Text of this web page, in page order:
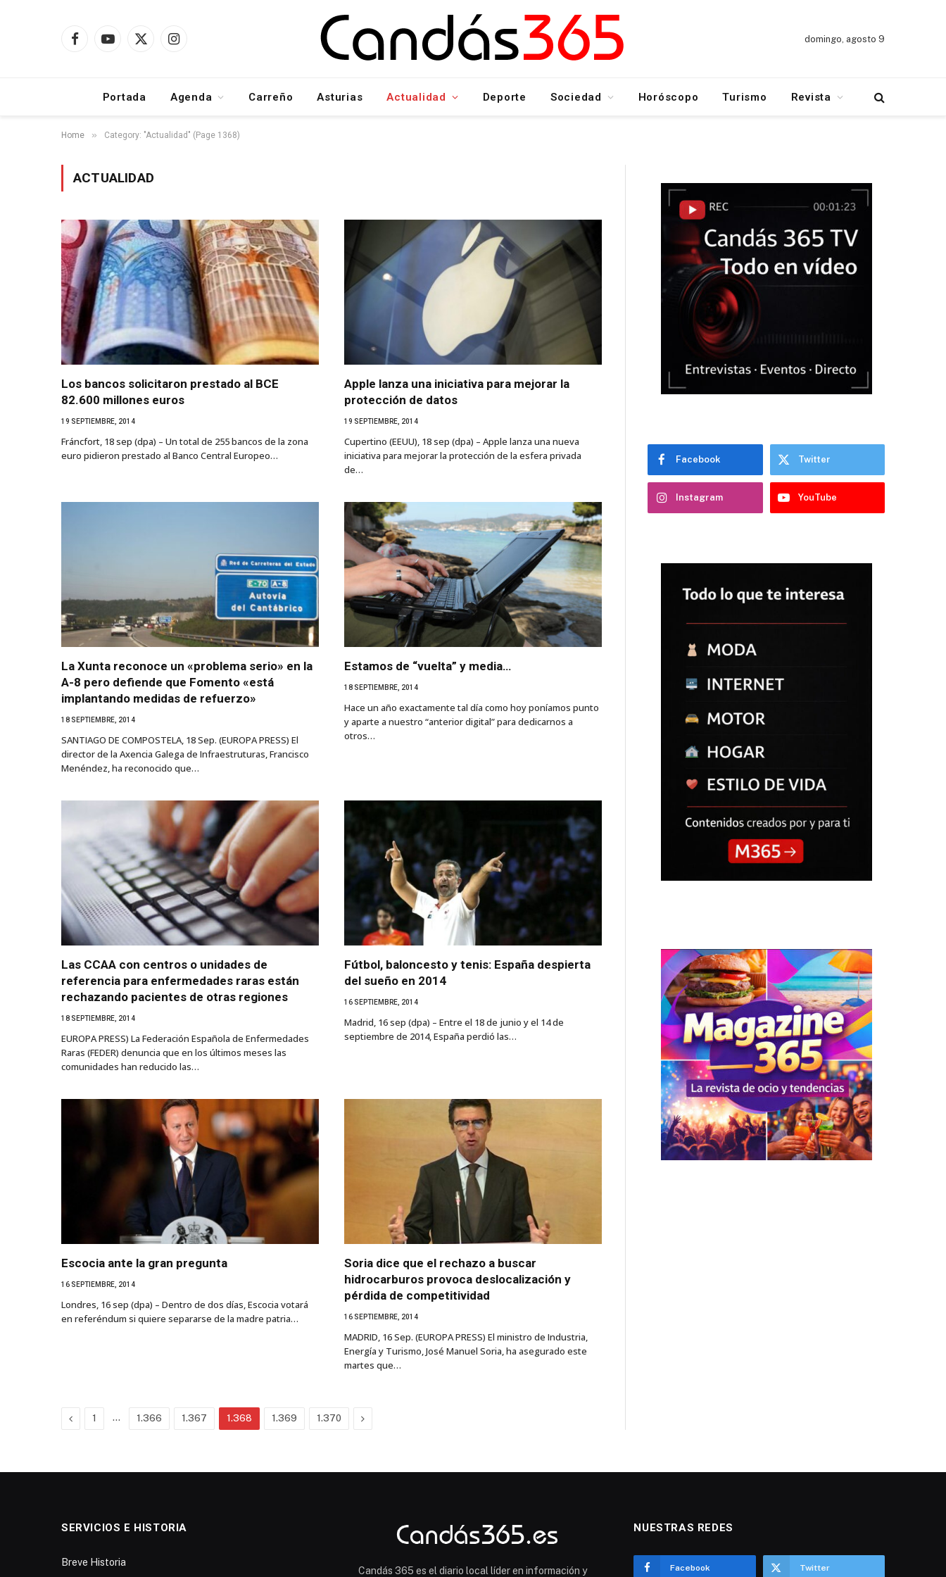
FacebookYouTube
X
Instagram
domingo, agosto 9
Portada Agenda Carreño Asturias Actualidad Deporte Sociedad Horóscopo Turismo Revista
Home » Category: "Actualidad" (Page 1368)
ACTUALIDAD
Los bancos solicitaron prestado al BCE
82.600 millones euros
19 SEPTIEMBRE, 2014
Fráncfort, 18 sep (dpa) – Un total de 255 bancos de la zona
euro pidieron prestado al Banco Central Europeo…
Apple lanza una iniciativa para mejorar la
protección de datos
19 SEPTIEMBRE, 2014
Cupertino (EEUU), 18 sep (dpa) – Apple lanza una nueva
iniciativa para mejorar la protección de la esfera privada
de…
La Xunta reconoce un «problema serio» en la
A-8 pero defiende que Fomento «está
implantando medidas de refuerzo»
18 SEPTIEMBRE, 2014
SANTIAGO DE COMPOSTELA, 18 Sep. (EUROPA PRESS) El
director de la Axencia Galega de Infraestruturas, Francisco
Menéndez, ha reconocido que…
Estamos de “vuelta” y media…
18 SEPTIEMBRE, 2014
Hace un año exactamente tal día como hoy poníamos punto
y aparte a nuestro “anterior digital” para dedicarnos a
otros…
Las CCAA con centros o unidades de
referencia para enfermedades raras están
rechazando pacientes de otras regiones
18 SEPTIEMBRE, 2014
EUROPA PRESS) La Federación Española de Enfermedades
Raras (FEDER) denuncia que en los últimos meses las
comunidades han reducido las…
Fútbol, baloncesto y tenis: España despierta
del sueño en 2014
16 SEPTIEMBRE, 2014
Madrid, 16 sep (dpa) – Entre el 18 de junio y el 14 de
septiembre de 2014, España perdió las…
Escocia ante la gran pregunta
16 SEPTIEMBRE, 2014
Londres, 16 sep (dpa) – Dentro de dos días, Escocia votará
en referéndum si quiere separarse de la madre patria…
Soria dice que el rechazo a buscar
hidrocarburos provoca deslocalización y
pérdida de competitividad
16 SEPTIEMBRE, 2014
MADRID, 16 Sep. (EUROPA PRESS) El ministro de Industria,
Energía y Turismo, José Manuel Soria, ha asegurado este
martes que…
Previous
1 … 1.366 1.367 1.368 1.369 1.370 Next
Facebook Twitter
Instagram YouTube
SERVICIOS E HISTORIA
Breve Historia
Candás 365 es el diario local líder en información y
NUESTRAS REDES
Facebook Twitter